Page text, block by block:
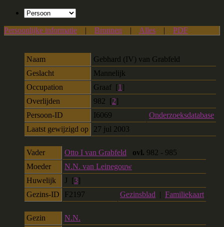
Persoonlijke informatie | Bronnen | Alles | PDF
Naam Gebhard (IV) van Grabfeld
Geslacht
Mannelijk
Occupation
Graaf [1]
Overlijden
982 [2]
Persoon-ID
I6069
Onderzoeksdatabase
Laatst gewijzigd op
27 jul 2003
Vader Otto I van Grabfeld ovl. 982 - 985
Moeder
N.N. van Leinegouw
Huwelijk
J [3]
Gezins-ID
F2197 Gezinsblad | Familiekaart
Gezin N.N.